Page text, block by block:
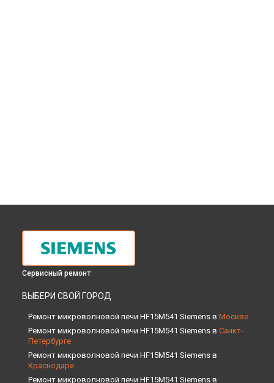
Сервисный ремонт
ВЫБЕРИ СВОЙ ГОРОД
Ремонт микроволновой печи HF15M541 Siemens в Москве
Ремонт микроволновой печи HF15M541 Siemens в Санкт-
Петербурге
Ремонт микроволновой печи HF15M541 Siemens в
Краснодаре
Ремонт микроволновой печи HF15M541 Siemens в